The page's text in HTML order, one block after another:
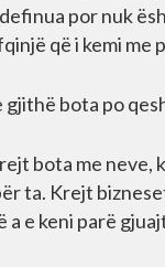
por nuk
që i kemi me
bota po
bota me
ta. Krejt
e keni parë